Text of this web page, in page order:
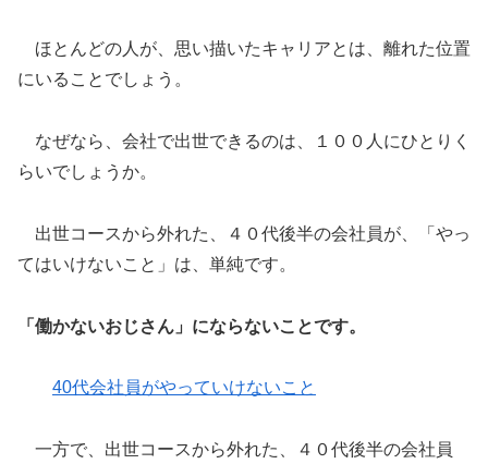
ほとんどの人が、思い描いたキャリアとは、離れた位置
にいることでしょう。
なぜなら、会社で出世できるのは、１００人にひとりく
らいでしょうか。
出世コースから外れた、４０代後半の会社員が、「やっ
てはいけないこと」は、単純です。
「働かないおじさん」にならないことです。
40代会社員がやっていけないこと
一方で、出世コースから外れた、４０代後半の会社員